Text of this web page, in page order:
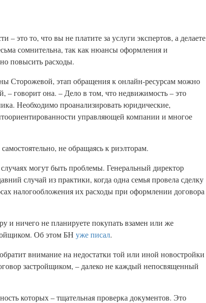
то, что вы не платите за услуги экспертов, а делаете
сомнительна, так как нюансы оформления и
повысить расходы.
Сторожевой, этап обращения к онлайн-ресурсам можно
– говорит она. – Дело в том, что недвижимость – это
Необходимо проанализировать юридические,
управляющей компании и многое
не обращаясь к риэлторам.
могут быть проблемы. Генеральный директор
случай из практики, когда одна семья провела сделку
налогообложения их расходы при оформлении договора
и ничего не планируете покупать взамен или же
Об этом БН уже писал.
внимание на недостатки той или иной новостройки
застройщиком, – далеко не каждый непосвященный
которых – тщательная проверка документов. Это